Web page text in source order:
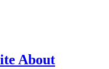
About